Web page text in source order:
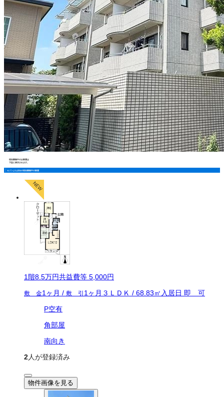
現在募集中のお部屋は
下記に表示されます。
セゾンよもぎ台の現在募集中の部屋
1階8.5万円共益費等 5,000円
敷 金1ヶ月 / 敷 引 1ヶ月 ３ＬＤＫ / 68.83㎡ 入居日 即 可
P空有
角部屋
南向き
2人が登録済み
物件画像を見る